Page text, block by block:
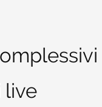
live